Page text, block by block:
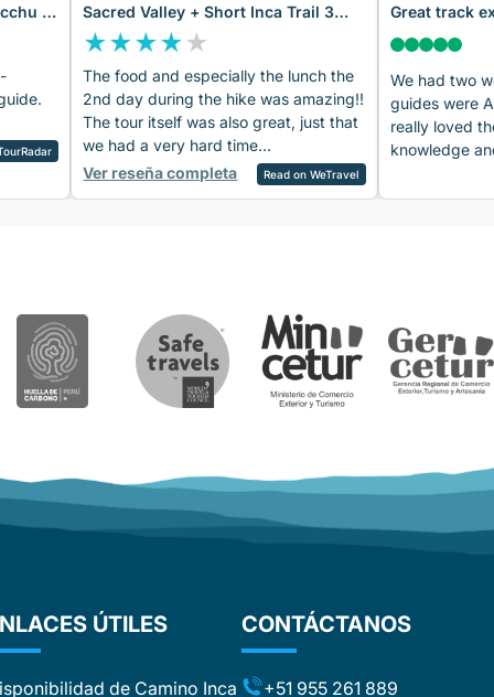
4
Sacred Valley + Short Inca Trail 3
Days
★★★★★
The food and especially the lunch the
2nd day during the hike was amazing!!
The tour itself was also great, just that
we had a very hard time
understanding the 2nd guide’s English
(day 2 and 3). But he was friendly. The
and corrections were fast. In the end I
had six (!) different Whatsapp
numbers of Trexperience staff which
was a bit confusing. All that is the
Ver reseña completa Read on WeTravel
Great track
We had two
guides were
really loved
knowledge
Amadeo.
were
ÚTILES
de Camino Inca
CONTÁCTANOS
+51 955 261 889